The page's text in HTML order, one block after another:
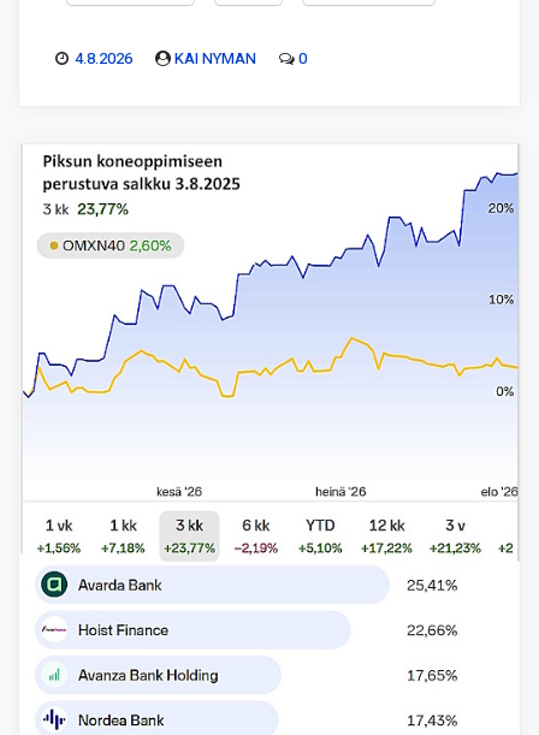
4.8.2026 KAI NYMAN 0